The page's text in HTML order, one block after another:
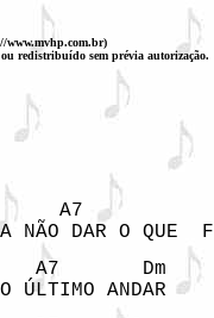
www.mvhp.com.br)
redistribuído sem prévia autorização.
A7
NÃO DAR O QUE
A7       Dm
ÚLTIMO ANDAR